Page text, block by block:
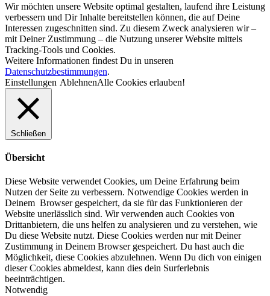
Wir möchten unsere Website optimal gestalten, laufend ihre Leistung
verbessern und Dir Inhalte bereitstellen können, die auf Deine
Interessen zugeschnitten sind. Zu diesem Zweck analysieren wir –
mit Deiner Zustimmung – die Nutzung unserer Website mittels
Tracking-Tools und Cookies.
Weitere Informationen findest Du in unseren
Datenschutzbestimmungen.
Einstellungen AblehnenAlle Cookies erlauben!
Schließen
Übersicht
Diese Website verwendet Cookies, um Deine Erfahrung beim
Nutzen der Seite zu verbessern. Notwendige Cookies werden in
Deinem Browser gespeichert, da sie für das Funktionieren der
Website unerlässlich sind. Wir verwenden auch Cookies von
Drittanbietern, die uns helfen zu analysieren und zu verstehen, wie
Du diese Website nutzt. Diese Cookies werden nur mit Deiner
Zustimmung in Deinem Browser gespeichert. Du hast auch die
Möglichkeit, diese Cookies abzulehnen. Wenn Du dich von einigen
dieser Cookies abmeldest, kann dies dein Surferlebnis
beeinträchtigen.
Notwendig